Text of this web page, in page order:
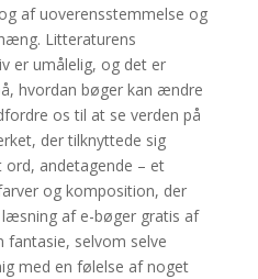
af uoverensstemmelse og
Litteraturens
er umålelig, og det er
hvordan bøger kan ændre
os til at se verden på
der tilknyttede sig
andetagende – et
og komposition, der
af e-bøger gratis af
fantasie, selvom selve
med en følelse af noget